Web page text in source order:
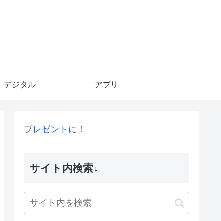
デジタル アプリ
プレゼントに！
サイト内検索↓